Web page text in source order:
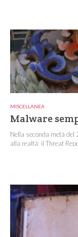
MISCELLANEA
Malware
Nella seconda metà
alla realtà: il Threat